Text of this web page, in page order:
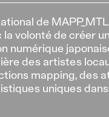
de
la volonté de créer
numérique
des artistes
mapping, des
uniques